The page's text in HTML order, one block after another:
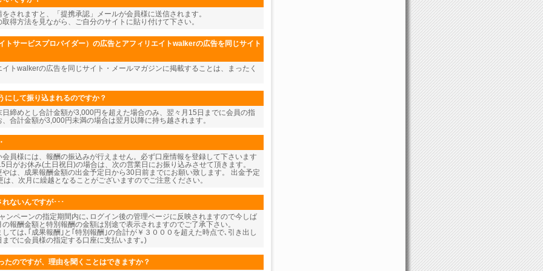
されますと、「提携承認」メールが会員様に送信されます。
得方法を見ながら、ご自分のサイトに貼り付けて下さい。
トサービスプロバイダー）の広告とアフィリエイトwalkerの広告を同じサイト
トwalkerの広告を同じサイト・メールマガジンに掲載することは、まったく
にして振り込まれるのですか？
締めとし合計金額が3,000円を超えた場合のみ、翌々月15日までに会員の指
合計金額が3,000円未満の場合は翌月以降に持ち越されます。
員様には、報酬の振込みが行えません。必ず口座情報を登録して下さいます
日がお休み(土日祝日)の場合は、次の営業日にお振り込みさせて頂きます。
は、成果報酬金額の出金予定日から30日前までにお願い致します。 出金予定
、次月に繰越となることがございますのでご注意ください。
ないんですが･･･
ンペーンの指定期間内に､ログイン後の管理ページに反映されますので今しば
報酬金額と特別報酬の金額は別途で表示されますのでご了承下さい。
ては､｢成果報酬｣と｢特別報酬｣の合計が￥３０００を超えた時点で､引き出し
でに会員様の指定する口座に支払います｡)
たのですが、理由を聞くことはできますか？